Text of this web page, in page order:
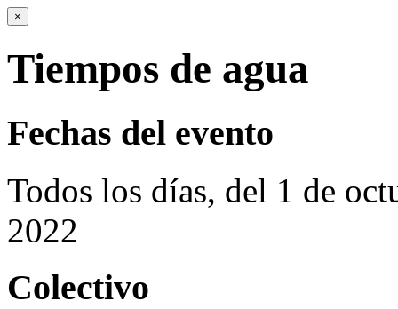
×
Tiempos de agua
Fechas del evento
Todos los días, del 1 de
2022
Colectivo